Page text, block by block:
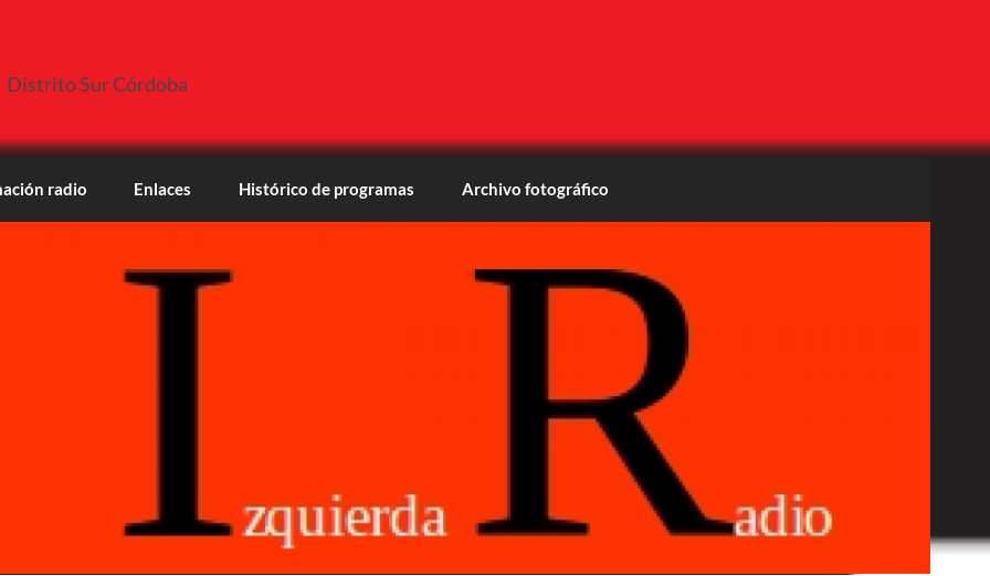
Distrito Sur Córdoba
radio Enlaces Histórico de programas Archivo fotográfico